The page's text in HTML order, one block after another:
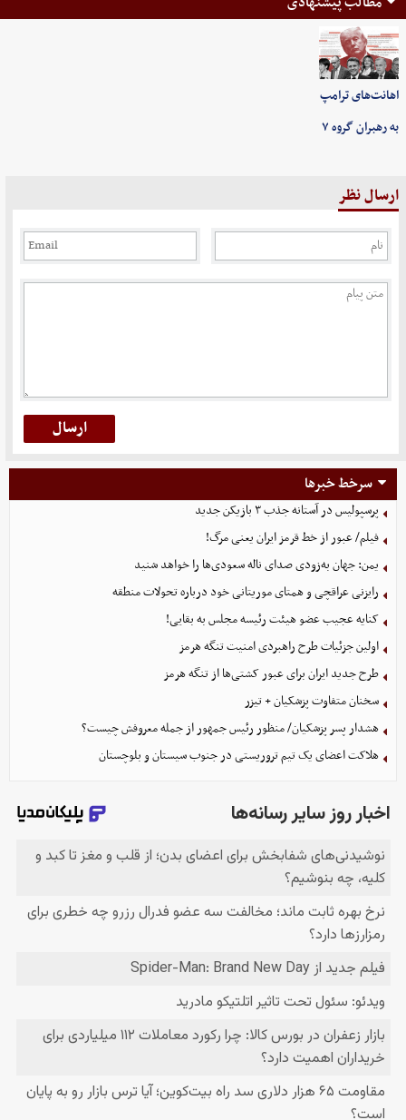
اهانت‌های ترامپ
به رهبران گروه ۷
ارسال نظر
سرخط خبرها
پرسپولیس در آستانه جذب ۳ بازیکن جدید
فیلم/ عبور از خط قرمز ایران یعنی مرگ!
یمن: جهان به‌زودی صدای ناله سعودی‌ها را خواهد شنید
رایزنی عراقچی و همتای موریتانی خود درباره تحولات منطقه
کنایه عجیب عضو هیئت رئیسه مجلس به بقایی!
اولین جزئیات طرح راهبردی امنیت تنگه هرمز
طرح جدید ایران برای عبور کشتی‌ها از تنگه هرمز
سخنان متفاوت پزشکیان + تیزر
هشدار پسر پزشکیان/ منظور رئیس جمهور از جمله معروفش چیست؟
هلاکت اعضای یک تیم تروریستی در جنوب سیستان و بلوچستان